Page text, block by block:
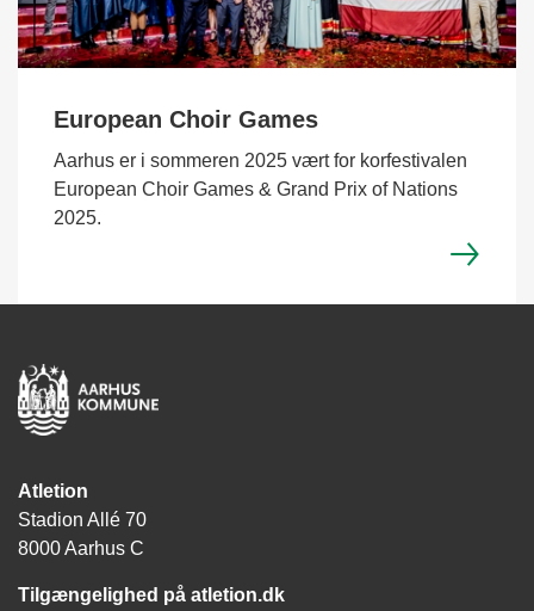
European Choir Games
Aarhus er i sommeren 2025 vært for korfestivalen
European Choir Games & Grand Prix of Nations
2025.
Atletion
Stadion Allé 70
8000 Aarhus C
Tilgængelighed på atletion.dk